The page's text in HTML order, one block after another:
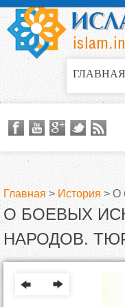
ГЛАВНАЯ
В
ы
Главная > История > О
О БОЕВЫХ
НАРОДОВ.